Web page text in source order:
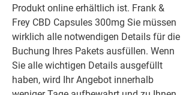
Produkt online erhältlich ist. Frank &
Frey CBD Capsules 300mg Sie müssen
wirklich alle notwendigen Details für die
Buchung Ihres Pakets ausfüllen. Wenn
Sie alle wichtigen Details ausgefüllt
haben, wird Ihr Angebot innerhalb